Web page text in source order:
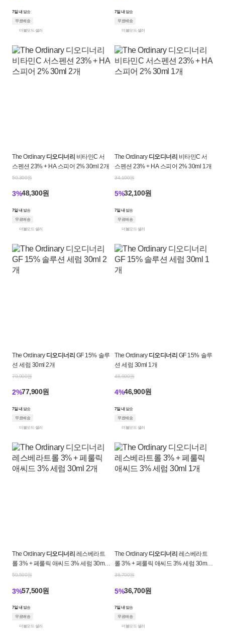
7일 내 발송
무료배송
더블모드 셀러
7일 내 발송
무료배송
더블모드 셀러
The Ordinary 디오디너리 비타민C 서
스펜션 23% + HA 스피어 2% 30ml 2개
50,300원
3%48,300원
7일 내 발송
무료배송
더블모드 셀러
The Ordinary 디오디너리 비타민C 서
스펜션 23% + HA 스피어 2% 30ml 1개
34,100원
5%32,100원
7일 내 발송
무료배송
더블모드 셀러
The Ordinary 디오디너리 GF 15% 솔루
션 세럼 30ml 2개
79,900원
2%77,900원
7일 내 발송
무료배송
더블모드 셀러
The Ordinary 디오디너리 GF 15% 솔루
션 세럼 30ml 1개
48,900원
4%46,900원
7일 내 발송
무료배송
더블모드 셀러
The Ordinary 디오디너리 레스베라트
롤 3% + 페룰릭 애씨드 3% 세럼 30ml
2개
59,500원
3%57,500원
7일 내 발송
무료배송
더블모드 셀러
The Ordinary 디오디너리 레스베라트
롤 3% + 페룰릭 애씨드 3% 세럼 30ml
1개
38,700원
5%36,700원
7일 내 발송
무료배송
더블모드 셀러